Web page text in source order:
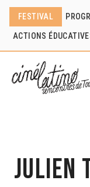
FESTIVAL
ACTIONS
Julien